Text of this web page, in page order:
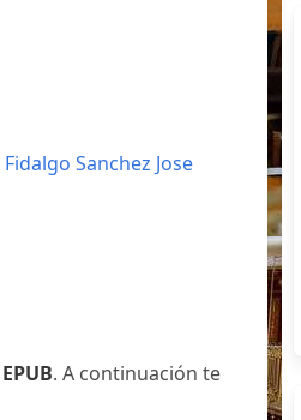
Fidalgo Sanchez Jose
EPUB. A continuación te